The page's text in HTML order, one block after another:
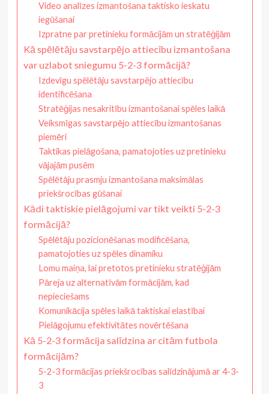
Video analīzes izmantošana taktisko ieskatu
iegūšanai
Izpratne par pretinieku formācijām un stratēģijām
Kā spēlētāju savstarpējo attiecību izmantošana
var uzlabot sniegumu 5-2-3 formācijā?
Izdevīgu spēlētāju savstarpējo attiecību
identificēšana
Stratēģijas nesakritību izmantošanai spēles laikā
Veiksmīgas savstarpējo attiecību izmantošanas
piemēri
Taktikas pielāgošana, pamatojoties uz pretinieku
vājajām pusēm
Spēlētāju prasmju izmantošana maksimālas
priekšrocības gūšanai
Kādi taktiskie pielāgojumi var tikt veikti 5-2-3
formācijā?
Spēlētāju pozicionēšanas modificēšana,
pamatojoties uz spēles dinamiku
Lomu maiņa, lai pretotos pretinieku stratēģijām
Pāreja uz alternatīvām formācijām, kad
nepieciešams
Komunikācija spēles laikā taktiskai elastībai
Pielāgojumu efektivitātes novērtēšana
Kā 5-2-3 formācija salīdzina ar citām futbola
formācijām?
5-2-3 formācijas priekšrocības salīdzinājumā ar 4-3-
3